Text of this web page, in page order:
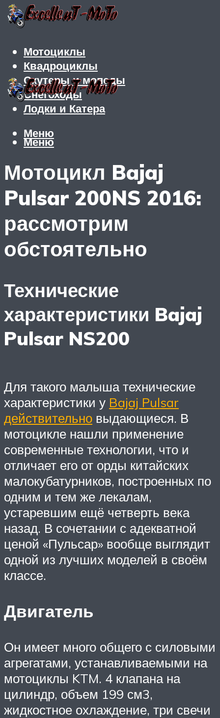
Мотоциклы
Квадроциклы
Скутеры и мопеды
Снегоходы
Лодки и Катера
Меню
Меню
Мотоцикл Bajaj
Pulsar 200NS 2016:
рассмотрим
обстоятельно
Технические
характеристики Bajaj
Pulsar NS200
Для такого малыша технические
характеристики у Bajaj Pulsar
действительно выдающиеся. В
мотоцикле нашли применение
современные технологии, что и
отличает его от орды китайских
малокубатурников, построенных по
одним и тем же лекалам,
устаревшим ещё четверть века
назад. В сочетании с адекватной
ценой «Пульсар» вообще выглядит
одной из лучших моделей в своём
классе.
Двигатель
Он имеет много общего с силовыми
агрегатами, устанавливаемыми на
мотоциклы KTM. 4 клапана на
цилиндр, объем 199 см3,
жидкостное охлаждение, три свечи